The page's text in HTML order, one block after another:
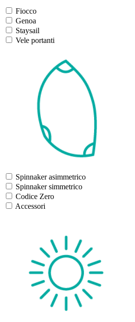
Fiocco
Genoa
Staysail
Vele portanti
Spinnaker asimmetrico
Spinnaker simmetrico
Codice Zero
Accessori